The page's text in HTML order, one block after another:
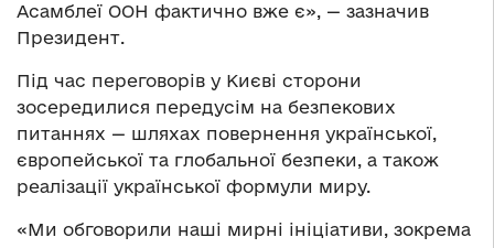
Асамблеї ООН фактично вже є», — зазначив
Президент.
Під час переговорів у Києві сторони
зосередилися передусім на безпекових
питаннях — шляхах повернення української,
європейської та глобальної безпеки, а також
реалізації української формули миру.
«Ми обговорили наші мирні ініціативи, зокрема